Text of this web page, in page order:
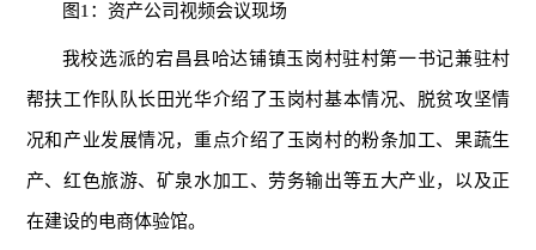
图1：资产公司视频会议现场
我校选派的宕昌县哈达铺镇玉岗村驻村第一书记兼驻村
帮扶工作队队长田光华介绍了玉岗村基本情况、脱贫攻坚情
况和产业发展情况，重点介绍了玉岗村的粉条加工、果蔬生
产、红色旅游、矿泉水加工、劳务输出等五大产业，以及正
在建设的电商体验馆。